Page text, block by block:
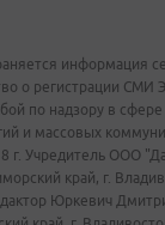
информация
о регистрации
по надзору в сфере
и массовых
г. Учредитель ООО
край, г.
Юркевич